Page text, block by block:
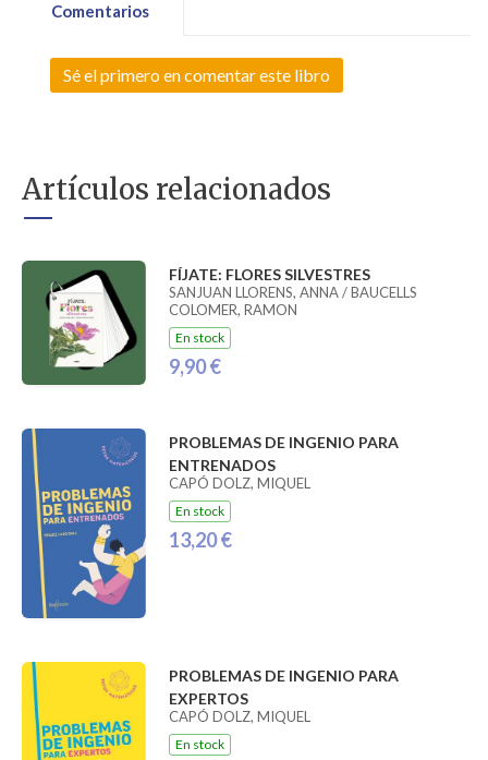
Comentarios
Sé el primero en comentar este libro
Artículos relacionados
FÍJATE: FLORES SILVESTRES
SANJUAN LLORENS, ANNA / BAUCELLS
COLOMER, RAMON
En stock
9,90 €
PROBLEMAS DE INGENIO PARA
ENTRENADOS
CAPÓ DOLZ, MIQUEL
En stock
13,20 €
PROBLEMAS DE INGENIO PARA
EXPERTOS
CAPÓ DOLZ, MIQUEL
En stock